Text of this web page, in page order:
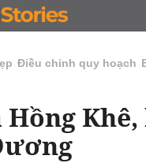
KINH DOANH
Điều chỉnh quy hoạch